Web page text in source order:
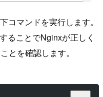
コマンドを実行します。
ることでNginxが正しく
とを確認します。